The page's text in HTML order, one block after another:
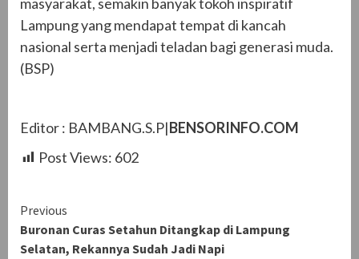
Lampung yang mendapat tempat di kancah
nasional serta menjadi teladan bagi generasi muda.
(BSP)
Editor : BAMBANG.S.P|BENSORINFO.COM
Post Views: 602
Continue
Reading
Previous
Buronan Curas Setahun Ditangkap di Lampung
Selatan, Rekannya Sudah Jadi Napi